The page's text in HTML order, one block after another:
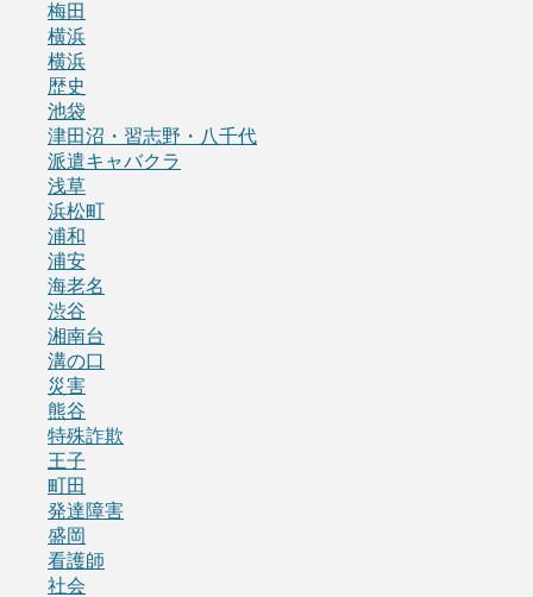
梅田
横浜
横浜
歴史
池袋
津田沼・習志野・八千代
派遣キャバクラ
浅草
浜松町
浦和
浦安
海老名
渋谷
湘南台
溝の口
災害
熊谷
特殊詐欺
王子
町田
発達障害
盛岡
看護師
社会